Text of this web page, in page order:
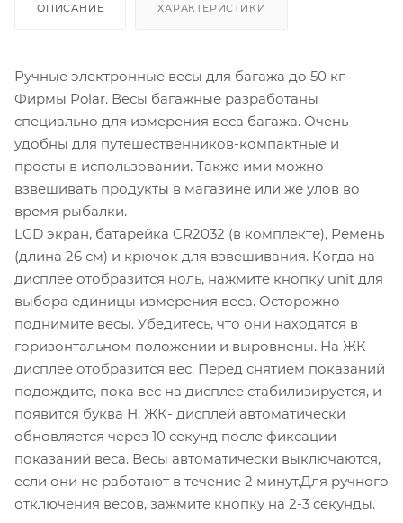
ОПИСАНИЕ ХАРАКТЕРИСТИКИ
Ручные электронные весы для багажа до 50 кг
Фирмы Polar. Весы багажные разработаны
специально для измерения веса багажа. Очень
удобны для путешественников-компактные и
просты в использовании. Также ими можно
взвешивать продукты в магазине или же улов во
время рыбалки.
LCD экран, батарейка CR2032 (в комплекте), Ремень
(длина 26 см) и крючок для взвешивания. Когда на
дисплее отобразится ноль, нажмите кнопку unit для
выбора единицы измерения веса. Осторожно
поднимите весы. Убедитесь, что они находятся в
горизонтальном положении и выровнены. На ЖК-
дисплее отобразится вес. Перед снятием показаний
подождите, пока вес на дисплее стабилизируется, и
появится буква Н. ЖК- дисплей автоматически
обновляется через 10 секунд после фиксации
показаний веса. Весы автоматически выключаются,
если они не работают в течение 2 минут.Для ручного
отключения весов, зажмите кнопку на 2-3 секунды.